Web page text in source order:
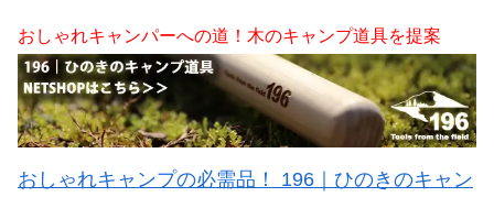
おしゃれキャンパーへの道！木のキャンプ道具を提案
おしゃれキャンプの必需品！ 196｜ひのきのキャン